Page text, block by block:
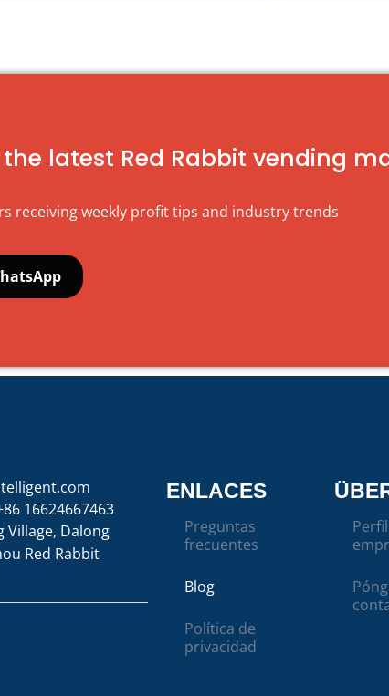
the latest Red Rabbit vending
receiving weekly profit tips and industry trends
16624667463
Village, Dalong
Red Rabbit
ENLACES
Preguntas
frecuentes
Blog
Política de
privacidad